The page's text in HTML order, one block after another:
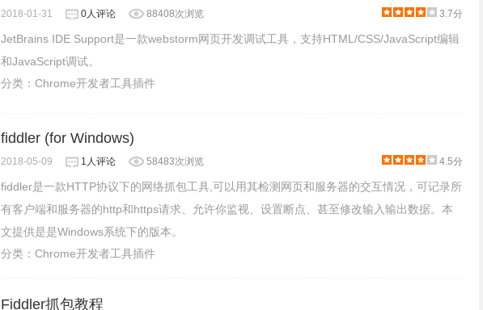
2018-01-31 0人评论 88408次浏览 3.7分
JetBrains IDE Support是一款webstorm网页开发调试工具，支持HTML/CSS/JavaScript编辑
和JavaScript调试。
分类： Chrome开发者工具插件
fiddler (for Windows)
2018-05-09 1人评论 58483次浏览 4.5分
fiddler是一款HTTP协议下的网络抓包工具,可以用其检测网页和服务器的交互情况，可记录所
有客户端和服务器的http和https请求、允许你监视、设置断点、甚至修改输入输出数据。本
文提供是是Windows系统下的版本。
分类： Chrome开发者工具插件
Fiddler抓包教程